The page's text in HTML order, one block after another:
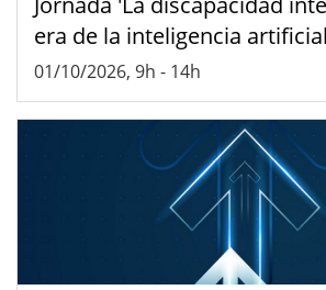
era de la inteligencia
01/10/2026, 9h - 14h